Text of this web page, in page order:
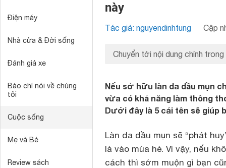
Điện máy
Nhà cửa & Đời sống
Đánh giá xe
Báo chí nói về chúng
tôi
Cuộc sống
Mẹ và Bé
Review sách
này
Tác giả: nguyendinhtung Cập
Chuyển tới nội dung chính trong
Nếu sở hữu làn da dầu mụn
vừa có khả năng làm thông
Dưới đây là 5 cái tên sẽ giúp
Làn da dầu mụn sẽ “phát
là vào mùa hè. Vì vậy, nếu
cách thì sớm muộn gì bạn